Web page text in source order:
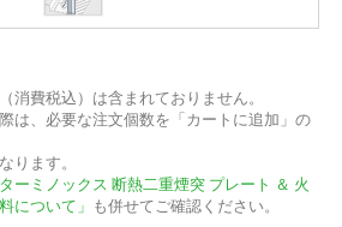
消費税込）は含まれておりません。
は、必要な注文個数を「カートに追加」の
ります。
ターミノックス 断熱二重煙突 プレート ＆ 火
について」 も併せてご確認ください。